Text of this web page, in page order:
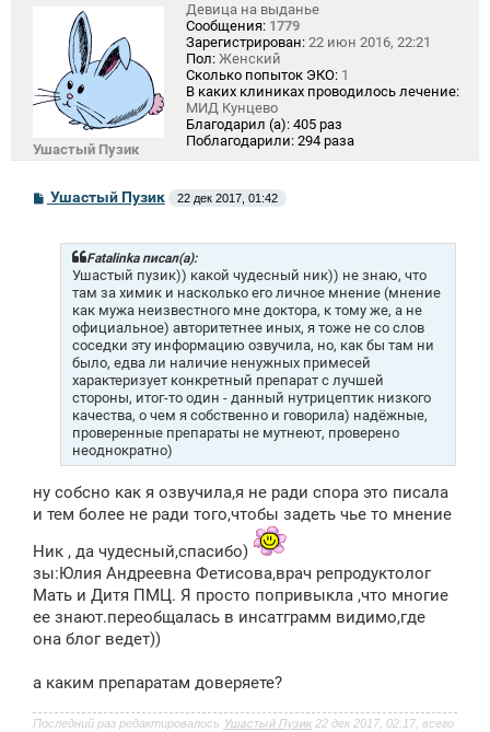
Ушастый Пузик
Девица на выданье
Сообщения: 1779
Зарегистрирован: 22 июн 2016, 22:21
Пол: Женский
Сколько попыток ЭКО: 1
В каких клиниках проводилось лечение:
МИД Кунцево
Благодарил (а): 405 раз
Поблагодарили: 294 раза
СУшастый Пузик 22 дек 2017, 01:42
Fatalinka писал(а):
Ушастый пузик)) какой чудесный ник)) не знаю, что
там за химик и насколько его личное мнение (мнение
как мужа неизвестного мне доктора, к тому же, а не
официальное) авторитетнее иных, я тоже не со слов
соседки эту информацию озвучила, но, как бы там ни
было, едва ли наличие ненужных примесей
характеризует конкретный препарат с лучшей
стороны, итог-то один - данный нутрицептик низкого
качества, о чем я собственно и говорила) надёжные,
проверенные препараты не мутнеют, проверено
неоднократно)
ну собсно как я озвучила,я не ради спора это писала
и тем более не ради того,чтобы задеть чье то мнение
Ник , да чудесный,спасибо)
зы:Юлия Андреевна Фетисова,врач репродуктолог
Мать и Дитя ПМЦ. Я просто попривыкла ,что многие
ее знают.переобщалась в инсатграмм видимо,где
она блог ведет))
а каким препаратам доверяете?
Последний раз редактировалось Ушастый Пузик22 дек 2017, 02:17, всего